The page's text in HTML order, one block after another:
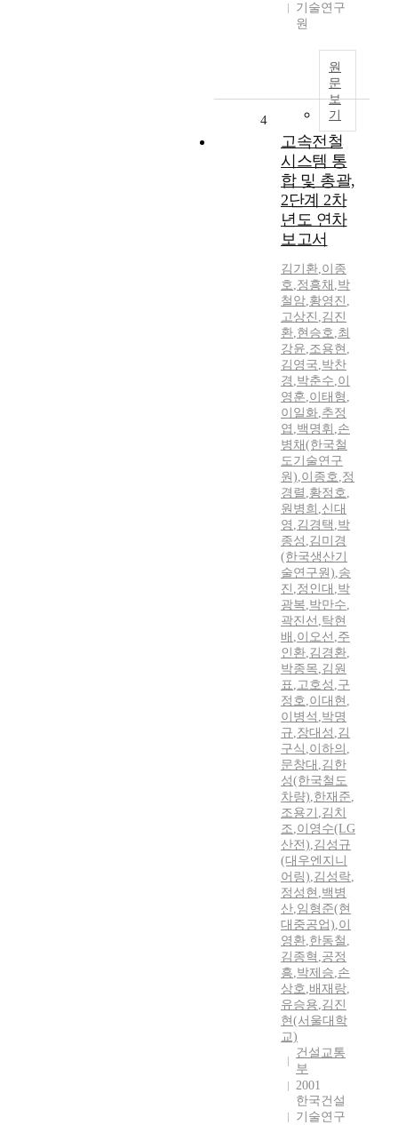
기술연구
원
원
문
보
기
4
고속전철
시스템 통
합 및 총괄,
2단계 2차
년도 연차
보고서
김기환,이종
호,정흥채 ,박
철암,황영진 ,
고상진 ,김진
환,현승호,최
강윤,조용현 ,
김영국,박찬
경 ,박춘수,이
영훈,이태형 ,
이일화,추정
엽 ,백명휘 ,손
병채(한국철
도기술연구
원),이종호,정
경렬 ,황정호,
원병희 ,신대
영 ,김경택 ,박
종성 ,김미경
(한국생산기
술연구원),송
진 ,정인대 ,박
광복,박만수,
곽진선 ,탁현
배 ,이오선 ,주
인환,김경환,
박종목,김원
표,고호성 ,구
정호,이대현 ,
이병석 ,박명
규,장대성 ,김
구식 ,이하의 ,
문창대 ,김한
성(한국철도
차량),한재준,
조용기 ,김치
조,이영수(LG
산전),김성규
(대우엔지니
어링),김성락,
정성현 ,백병
산,임형준(현
대중공업),이
영환,한동철 ,
김종혁 ,공정
흥,박제승,손
상호,배재랑,
유승용,김진
현(서울대학
교)
건설교통
부
2001
한국건설
기술연구